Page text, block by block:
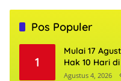
Pos Populer
1
Mulai 17
Hak 10 Hari
Agustus 4, 2026